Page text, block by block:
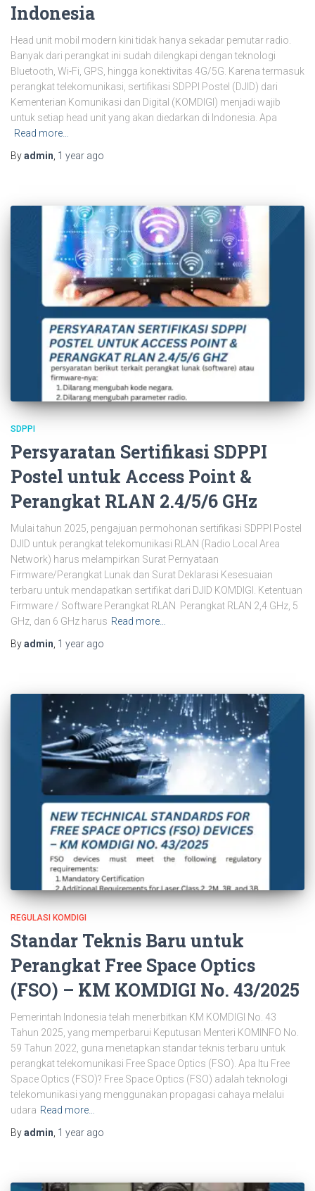
Indonesia
Head unit mobil modern kini tidak hanya sekadar pemutar radio.
Banyak dari perangkat ini sudah dilengkapi dengan teknologi
Bluetooth, Wi-Fi, GPS, hingga konektivitas 4G/5G. Karena termasuk
perangkat telekomunikasi, sertifikasi SDPPI Postel (DJID) dari
Kementerian Komunikasi dan Digital (KOMDIGI) menjadi wajib
untuk setiap head unit yang akan diedarkan di Indonesia. Apa
Read more…
Byadmin 1 year ago
SDPPI
Persyaratan Sertifikasi SDPPI
Postel untuk Access Point &
Perangkat RLAN 2.4/5/6 GHz
Mulai tahun 2025, pengajuan permohonan sertifikasi SDPPI Postel
DJID untuk perangkat telekomunikasi RLAN (Radio Local Area
Network) harus melampirkan Surat Pernyataan
Firmware/Perangkat Lunak dan Surat Deklarasi Kesesuaian
terbaru untuk mendapatkan sertifikat dari DJID KOMDIGI. Ketentuan
Firmware / Software Perangkat RLAN Perangkat RLAN 2,4 GHz, 5
GHz, dan 6 GHz harus Read more…
Byadmin, 1 year ago
REGULASI KOMDIGI
Standar Teknis Baru untuk
Perangkat Free Space Optics
(FSO) – KM KOMDIGI No. 43/2025
Pemerintah Indonesia telah menerbitkan KM KOMDIGI No. 43
Tahun 2025, yang memperbarui Keputusan Menteri KOMINFO No.
59 Tahun 2022, guna menetapkan standar teknis terbaru untuk
perangkat telekomunikasi Free Space Optics (FSO). Apa Itu Free
Space Optics (FSO)? Free Space Optics (FSO) adalah teknologi
telekomunikasi yang menggunakan propagasi cahaya melalui
udara Read more…
Byadmin 1 year ago